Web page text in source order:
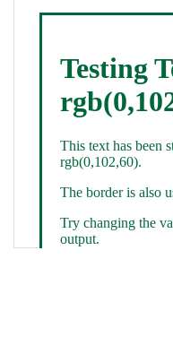
div class=
< h1>Testing